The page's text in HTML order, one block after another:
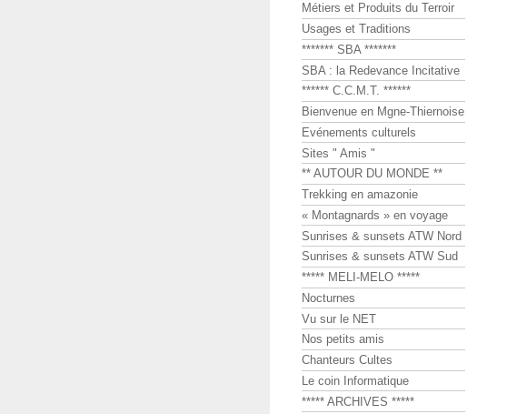
Métiers et Produits du Terroir
Usages et Traditions
******* SBA *******
SBA : la Redevance Incitative
****** C.C.M.T. ******
Bienvenue en Mgne-Thiernoise
Evénements culturels
Sites " Amis "
** AUTOUR DU MONDE **
Trekking en amazonie
« Montagnards » en voyage
Sunrises & sunsets ATW Nord
Sunrises & sunsets ATW Sud
***** MELI-MELO *****
Nocturnes
Vu sur le NET
Nos petits amis
Chanteurs Cultes
Le coin Informatique
***** ARCHIVES *****